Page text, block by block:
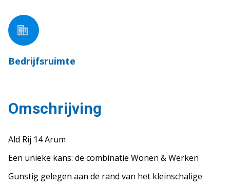
Bedrijfsruimte
Omschrijving
Ald Rij 14 Arum
Een unieke kans: de combinatie Wonen & Werken
Gunstig gelegen aan de rand van het kleinschalige